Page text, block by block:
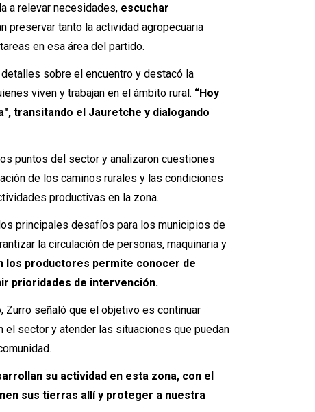
a relevar necesidades, escuchar
preservar tanto la actividad agropecuaria
en esa área del partido.
sobre el encuentro y destacó la
viven y trabajan en el ámbito rural. “Hoy
transitando el Jauretche y dialogando
puntos del sector y analizaron cuestiones
de los caminos rurales y las condiciones
productivas en la zona.
principales desafíos para los municipios de
la circulación de personas, maquinaria y
los productores permite conocer de
prioridades de intervención.
señaló que el objetivo es continuar
sector y atender las situaciones que puedan
su actividad en esta zona, con el
sus tierras allí y proteger a nuestra